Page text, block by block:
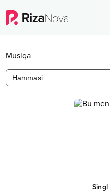
Musiqa
Hammasi
Singl